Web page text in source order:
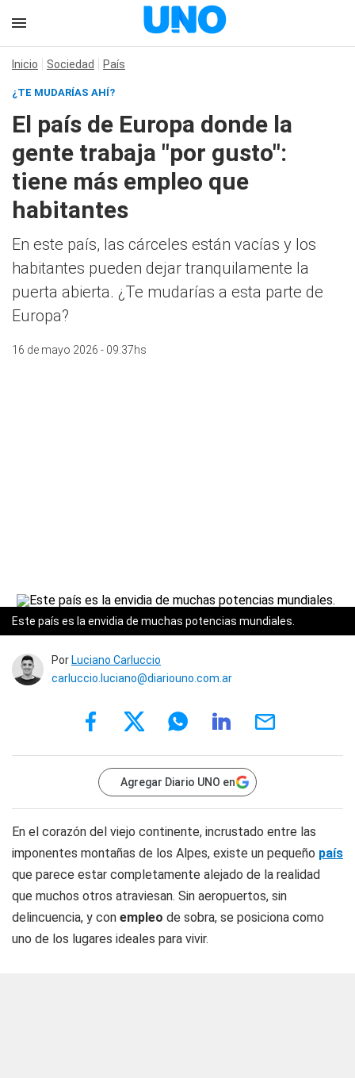
Inicio Sociedad País
¿TE MUDARÍAS AHÍ?
El país de Europa donde la
gente trabaja "por gusto":
tiene más empleo que
habitantes
En este país, las cárceles están vacías y los
habitantes pueden dejar tranquilamente la
puerta abierta. ¿Te mudarías a esta parte de
Europa?
16 de mayo 2026 - 09:37hs
Este país es la envidia de muchas potencias mundiales.
Por Luciano Carluccio
carluccio.luciano@diariouno.com.ar
Agregar Diario UNO en
En el corazón del viejo continente, incrustado entre las
imponentes montañas de los Alpes, existe un pequeño país
que parece estar completamente alejado de la realidad
que muchos otros atraviesan. Sin aeropuertos, sin
delincuencia, y con empleo de sobra, se posiciona como
uno de los lugares ideales para vivir.